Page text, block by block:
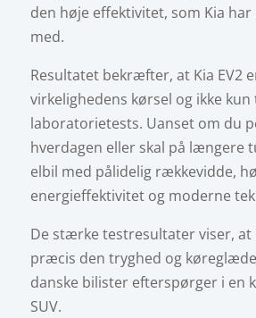
den høje effektivitet, som Kia har
med.
Resultatet bekræfter, at Kia EV2
virkelighedens kørsel og ikke kun
laboratorietests. Uanset om du
hverdagen eller skal på længere
elbil med pålidelig rækkevidde,
energieffektivitet og moderne
De stærke testresultater viser, at
præcis den tryghed og
danske bilister efterspørger i en
SUV.